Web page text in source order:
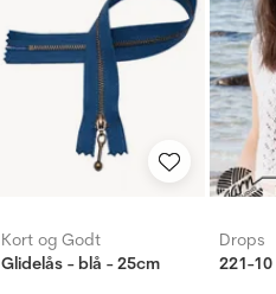
Kort og Godt
Glidelås - blå - 25cm
Drops
221-